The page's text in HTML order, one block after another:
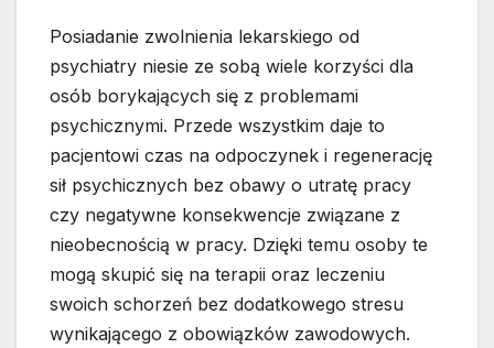
Posiadanie zwolnienia lekarskiego od
psychiatry niesie ze sobą wiele korzyści dla
osób borykających się z problemami
psychicznymi. Przede wszystkim daje to
pacjentowi czas na odpoczynek i regenerację
sił psychicznych bez obawy o utratę pracy
czy negatywne konsekwencje związane z
nieobecnością w pracy. Dzięki temu osoby te
mogą skupić się na terapii oraz leczeniu
swoich schorzeń bez dodatkowego stresu
wynikającego z obowiązków zawodowych.